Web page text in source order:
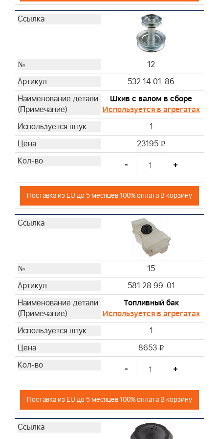
12
532 14 01-86
Шкив с валом в сборе
Используется в агрегатах
1
23195 i
- +
Поставка из EU до 5 месяцев 100% оплата В корзину
15
581 28 99-01
Топливный бак
Используется в агрегатах
1
8653 i
- +
Поставка из EU до 5 месяцев 100% оплата В корзину